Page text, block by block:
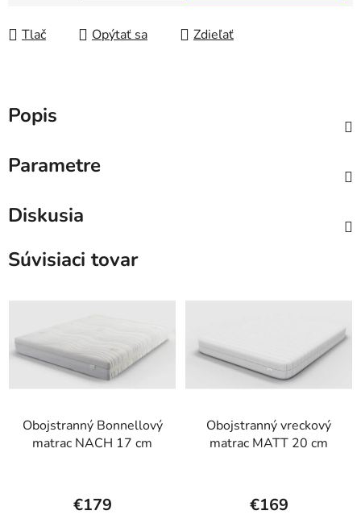
Tlač Opýtať sa Zdieľať
Popis
Parametre
Diskusia
Súvisiaci tovar
Obojstranný Bonnellový
matrac NACH 17 cm
hodnotenie
€179
Obojstranný vreckový
matrac MATT 20 cm
hodnotenie
€169